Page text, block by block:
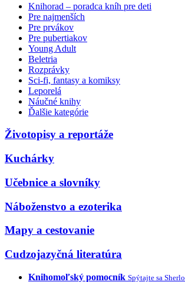
Knihorad – poradca kníh pre deti
Pre najmenších
Pre prvákov
Pre pubertiakov
Young Adult
Beletria
Rozprávky
Sci-fi, fantasy a komiksy
Leporelá
Náučné knihy
Ďalšie kategórie
Životopisy a reportáže
Kuchárky
Učebnice a slovníky
Náboženstvo a ezoterika
Mapy a cestovanie
Cudzojazyčná literatúra
Knihomoľský pomocník Spýtajte sa